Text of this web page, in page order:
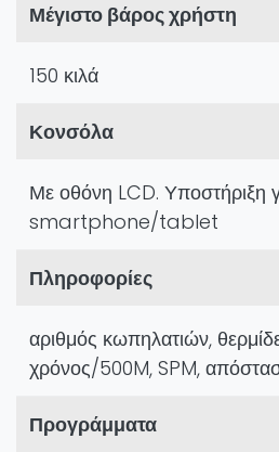
Μέγιστο βάρος χρήστη
150 κιλά
Κονσόλα
Με οθόνη LCD. Υποστήριξη
smartphone/tablet
Πληροφορίες
αριθμός κωπηλατιών,
χρόνος/500M, SPM,
Προγράμματα